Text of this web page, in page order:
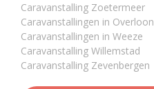
Caravanstalling Zoetermeer
Caravanstallingen in Overloon
Caravanstallingen in Weeze
Caravanstalling Willemstad
Caravanstalling Zevenbergen